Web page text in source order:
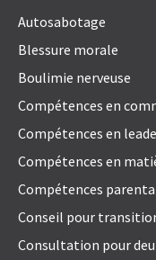
Autosabotage
Blessure morale
Boulimie nerveuse
Compétences en
Compétences en
Compétences en
Compétences
Conseil pour
Consultation pour